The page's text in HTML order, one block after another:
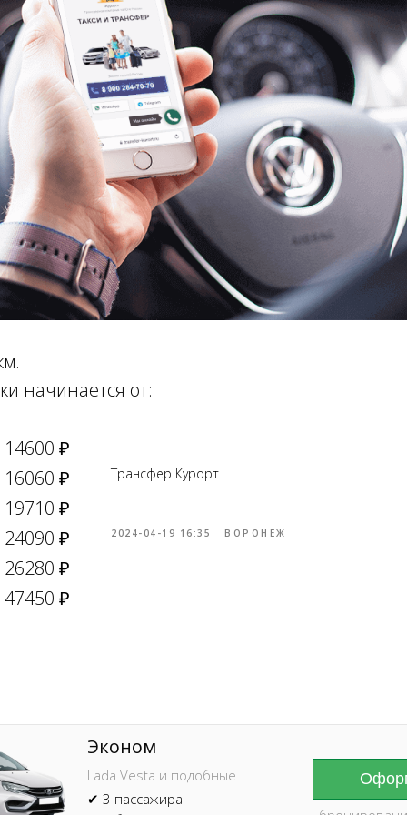
начинается от:
14600 ₽
16060 ₽
19710 ₽
24090 ₽
26280 ₽
47450 ₽
Трансфер Курорт
2024-04-19 16:35 ВОРОНЕЖ
Эконом
Lada Vesta и подобные
✔ 3 пассажира